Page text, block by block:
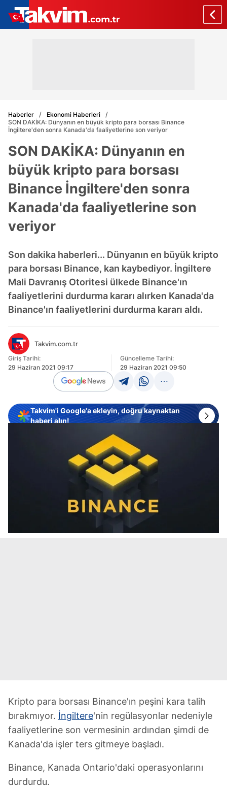
Haberler
Ekonomi Haberleri
SON DAKİKA: Dünyanın en büyük kripto para borsası Binance
İngiltere'den sonra Kanada'da faaliyetlerine son veriyor
SON DAKİKA: Dünyanın en
büyük kripto para borsası
Binance İngiltere'den sonra
Kanada'da faaliyetlerine son
veriyor
Son dakika haberleri... Dünyanın en büyük kripto
para borsası Binance, kan kaybediyor. İngiltere
Mali Davranış Otoritesi ülkede Binance'ın
faaliyetlerini durdurma kararı alırken Kanada'da
Binance'ın faaliyetlerini durdurma kararı aldı.
Takvim.com.tr
Giriş Tarihi:
29 Haziran 2021 09:17
Güncelleme Tarihi:
29 Haziran 2021 09:50
Takvim'i Google'a ekleyin, doğru kaynaktan
haberi alın!
Kripto para borsası Binance'ın peşini kara talih
bırakmıyor. İngiltere'nin regülasyonlar nedeniyle
faaliyetlerine son vermesinin ardından şimdi de
Kanada'da işler ters gitmeye başladı.
Binance, Kanada Ontario'daki operasyonlarını
durdurdu.